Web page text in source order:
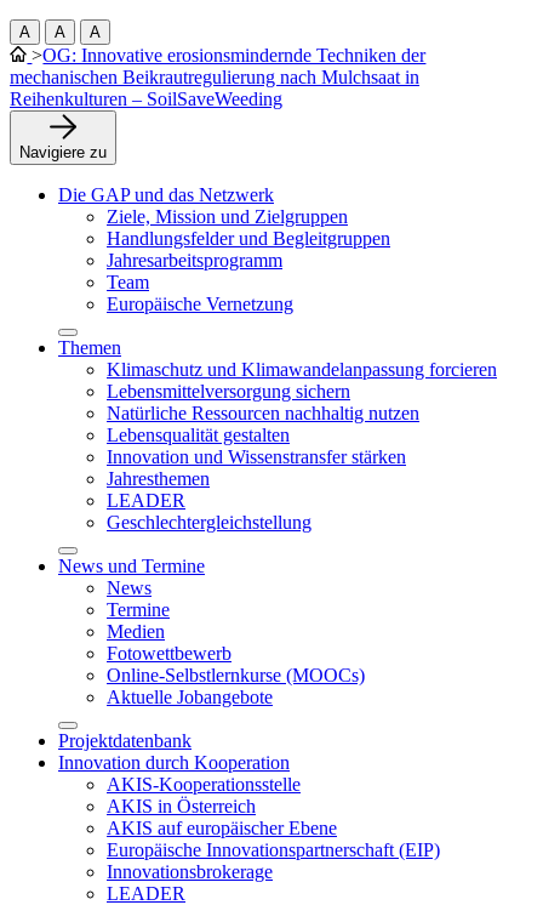
A A A
>OG: Innovative erosionsmindernde Techniken der
mechanischen Beikrautregulierung nach Mulchsaat in
Reihenkulturen – SoilSaveWeeding
Navigiere zu
Die GAP und das Netzwerk
Ziele, Mission und Zielgruppen
Handlungsfelder und Begleitgruppen
Jahresarbeitsprogramm
Team
Europäische Vernetzung
Themen
Klimaschutz und Klimawandelanpassung forcieren
Lebensmittelversorgung sichern
Natürliche Ressourcen nachhaltig nutzen
Lebensqualität gestalten
Innovation und Wissenstransfer stärken
Jahresthemen
LEADER
Geschlechtergleichstellung
News und Termine
News
Termine
Medien
Fotowettbewerb
Online-Selbstlernkurse (MOOCs)
Aktuelle Jobangebote
Projektdatenbank
Innovation durch Kooperation
AKIS-Kooperationsstelle
AKIS in Österreich
AKIS auf europäischer Ebene
Europäische Innovationspartnerschaft (EIP)
Innovationsbrokerage
LEADER